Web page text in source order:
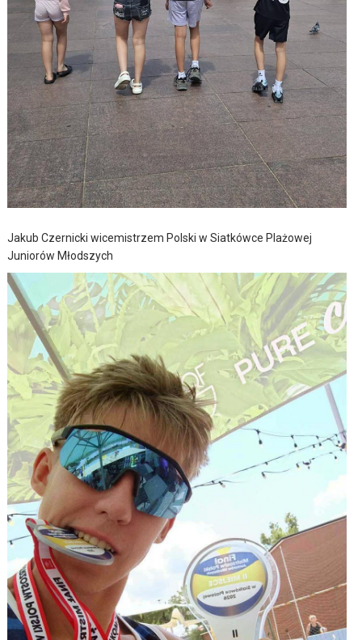
Jakub Czernicki wicemistrzem Polski w Siatkówce Plażowej
Juniorów Młodszych